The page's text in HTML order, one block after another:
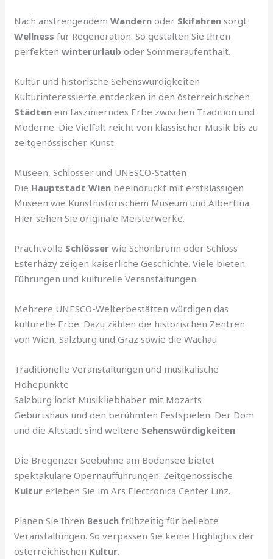
Nach anstrengendemWandern oder Skifahren sorgt
Wellness für Regeneration. So gestalten Sie Ihren
perfektenwinterurlaub oder Sommeraufenthalt.
Kultur und historische Sehenswürdigkeiten
Kulturinteressierte entdecken in den österreichischen
Städten ein faszinierndes Erbe zwischen Tradition und
Moderne. Die Vielfalt reicht von klassischer Musik bis zu
zeitgenössischer Kunst.
Museen, Schlösser und UNESCO-Stätten
Die Hauptstadt Wien beeindruckt mit erstklassigen
Museen wie Kunsthistorischem Museum und Albertina.
Hier sehen Sie originale Meisterwerke.
Prachtvolle Schlösser wie Schönbrunn oder Schloss
Esterházy zeigen kaiserliche Geschichte. Viele bieten
Führungen und kulturelle Veranstaltungen.
Mehrere UNESCO-Welterbestätten würdigen das
kulturelle Erbe. Dazu zählen die historischen Zentren
von Wien, Salzburg und Graz sowie die Wachau.
Traditionelle Veranstaltungen und musikalische
Höhepunkte
Salzburg lockt Musikliebhaber mit Mozarts
Geburtshaus und den berühmten Festspielen. Der Dom
und die Altstadt sind weitere Sehenswürdigkeiten.
Die Bregenzer Seebühne am Bodensee bietet
spektakuläre Opernaufführungen. Zeitgenössische
Kultur erleben Sie im Ars Electronica Center Linz.
Planen Sie Ihren Besuch frühzeitig für beliebte
Veranstaltungen. So verpassen Sie keine Highlights der
österreichischen Kultur.